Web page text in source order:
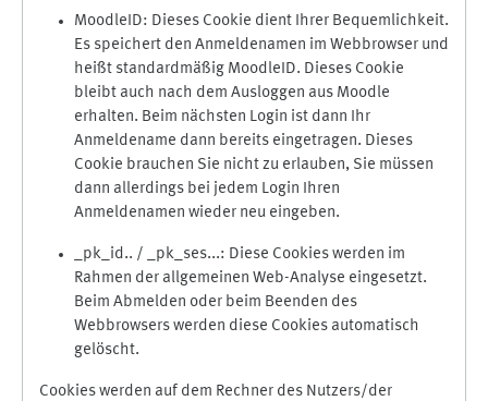
MoodleID: Dieses Cookie dient Ihrer Bequemlichkeit.
Es speichert den Anmeldenamen im Webbrowser und
heißt standardmäßig MoodleID. Dieses Cookie
bleibt auch nach dem Ausloggen aus Moodle
erhalten. Beim nächsten Login ist dann Ihr
Anmeldename dann bereits eingetragen. Dieses
Cookie brauchen Sie nicht zu erlauben, Sie müssen
dann allerdings bei jedem Login Ihren
Anmeldenamen wieder neu eingeben.
_pk_id.. / _pk_ses...: Diese Cookies werden im
Rahmen der allgemeinen Web-Analyse eingesetzt.
Beim Abmelden oder beim Beenden des
Webbrowsers werden diese Cookies automatisch
gelöscht.
Cookies werden auf dem Rechner des Nutzers/der